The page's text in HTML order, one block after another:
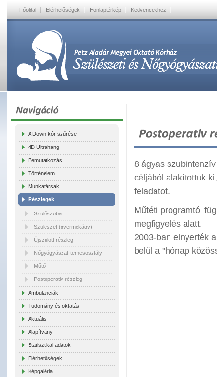
Főoldal Elérhetőségek Honlaptérkép Kedvencekhez
A Down-kór szűrése
4D Ultrahang
Bemutatkozás
Történelem
Munkatársak
Részlegek
Szülőszoba
Szülészet (gyermekágy)
Újszülött részleg
Nőgyógyászat-terhesosztály
Műtő
Postoperativ részleg
Ambulanciák
Tudomány és oktatás
Aktuális
Alapítvány
Statisztikai adatok
Elérhetőségek
Képgaléria
8 ágyas
céljából alakítottuk
feladatot.
Műtéti programtól
megfigyelés alatt.
2003-ban elnyerték
belül a "hónap